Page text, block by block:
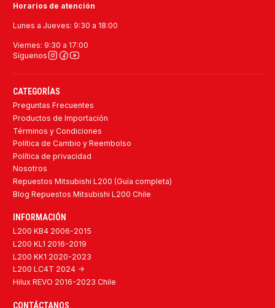
Horarios de atención
Lunes a Jueves: 9:30 a 18:00
Viernes: 9:30 a 17:00
Síguenos
CATEGORÍAS
Preguntas Frecuentes
Productos de Importación
Términos y Condiciones
Política de Cambio y Reembolso
Política de privacidad
Nosotros
Repuestos Mitsubishi L200 (Guía completa)
Blog Repuestos Mitsubishi L200 Chile
INFORMACIÓN
L200 KB4 2006-2015
L200 KL1 2016-2019
L200 KK1 2020-2023
L200 LC4T 2024 ->
Hilux REVO 2016-2023 Chile
CONTÁCTANOS